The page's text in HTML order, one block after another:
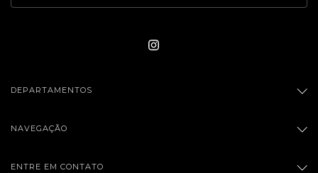
DEPARTAMENTOS
NAVEGAÇÃO
ENTRE EM CONTATO